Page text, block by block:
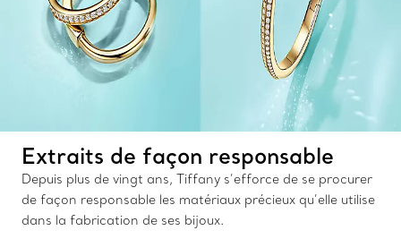
Extraits de façon responsable
Depuis plus de vingt ans, Tiffany s’efforce de se procurer
de façon responsable les matériaux précieux qu’elle utilise
dans la fabrication de ses bijoux.